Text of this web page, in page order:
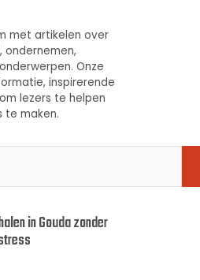
met artikelen over
ondernemen,
Onze
inspirerende
lezers te helpen
te maken.
in Gouda zonder